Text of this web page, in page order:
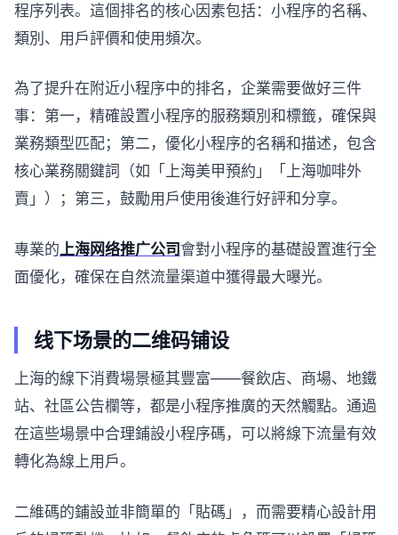
程序列表。這個排名的核心因素包括：小程序的名稱、
類別、用戶評價和使用頻次。
為了提升在附近小程序中的排名，企業需要做好三件
事：第一，精確設置小程序的服務類別和標籤，確保與
業務類型匹配；第二，優化小程序的名稱和描述，包含
核心業務關鍵詞（如「上海美甲預約」「上海咖啡外
賣」）；第三，鼓勵用戶使用後進行好評和分享。
專業的 上海网络推广公司 會對小程序的基礎設置進行全
面優化，確保在自然流量渠道中獲得最大曝光。
线下场景的二维码铺设
上海的線下消費場景極其豐富——餐飲店、商場、地鐵
站、社區公告欄等，都是小程序推廣的天然觸點。通過
在這些場景中合理鋪設小程序碼，可以將線下流量有效
轉化為線上用戶。
二維碼的鋪設並非簡單的「貼碼」，而需要精心設計用